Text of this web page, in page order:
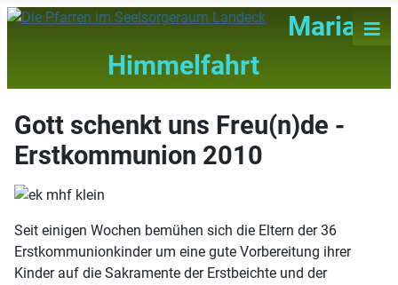
Maria
Himmelfahrt
≡
Gott schenkt uns Freu(n)de -
Erstkommunion 2010
Seit einigen Wochen bemühen sich die Eltern der 36
Erstkommunionkinder um eine gute Vorbereitung ihrer
Kinder auf die Sakramente der Erstbeichte und der